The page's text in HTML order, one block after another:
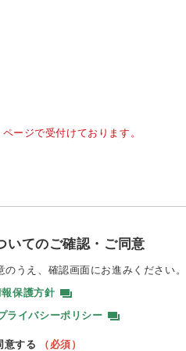
ージで受付けております。
いてのご確認・ご同意
うえ、 確認画面にお進みください。
保護方針
ライバシーポリシー
意する （必須）